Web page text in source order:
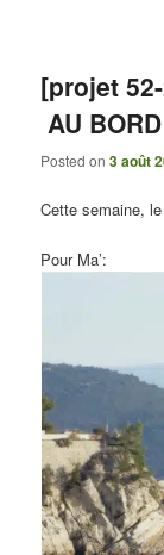
[projet
AU
Posted on3 août
Cette semaine,
Pour Ma’: